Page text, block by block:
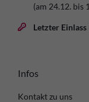
(am 24.12. bis
Letzter Einlass
Infos
Kontakt zu uns